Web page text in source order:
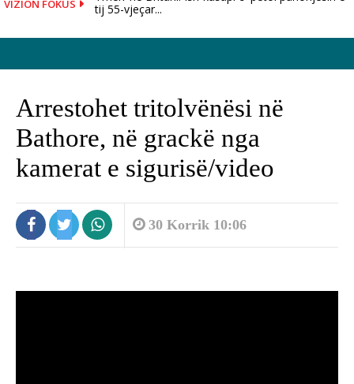
VIZION FOKUS
tij 55-vjeçar...
Arrestohet tritolvënësi në
Bathore, në grackë nga
kamerat e sigurisë/video
30 Korrik 10:06